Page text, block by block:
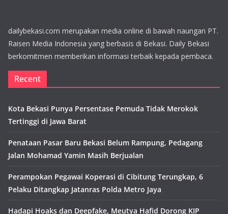
dailybekasi.com merupakan media online di bawah naungan PT.
Raisen Media Indonesia yang berbasis di Bekasi. Daily Bekasi
berkomitmen memberikan informasi terbaik kepada pembaca.
Recent
Kota Bekasi Punya Persentase Pemuda Tidak Merokok
Tertinggi di Jawa Barat
Penataan Pasar Baru Bekasi Belum Rampung, Pedagang
Jalan Mohamad Yamin Masih Berjualan
Perampokan Pegawai Koperasi di Cibitung Terungkap, 6
Pelaku Ditangkap Jatanras Polda Metro Jaya
Hadapi Hoaks dan Deepfake, Meutya Hafid Dorong KIP